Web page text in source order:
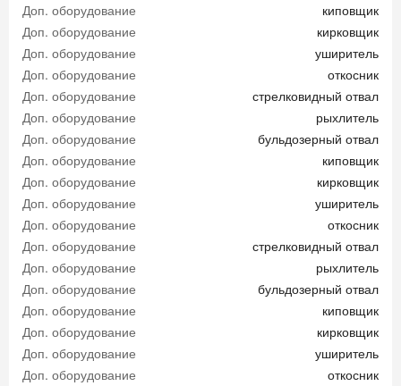
Доп. оборудование
киповщик
Доп. оборудование
кирковщик
Доп. оборудование
уширитель
Доп. оборудование
откосник
Доп. оборудование
стрелковидный отвал
Доп. оборудование
рыхлитель
Доп. оборудование
бульдозерный отвал
Доп. оборудование
киповщик
Доп. оборудование
кирковщик
Доп. оборудование
уширитель
Доп. оборудование
откосник
Доп. оборудование
стрелковидный отвал
Доп. оборудование
рыхлитель
Доп. оборудование
бульдозерный отвал
Доп. оборудование
киповщик
Доп. оборудование
кирковщик
Доп. оборудование
уширитель
Доп. оборудование
откосник